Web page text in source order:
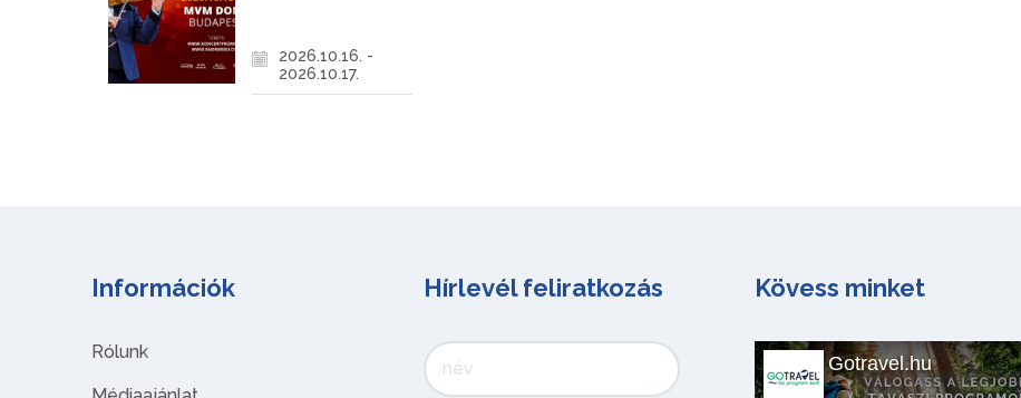
2026.10.16. -
2026.10.17.
Információk
Rólunk
Hírlevél feliratkozás Kövess minket
Gotravel.hu